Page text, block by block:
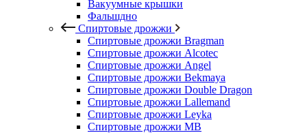
Вакуумные крышки
Фальшдно
Спиртовые дрожжи
Спиртовые дрожжи Bragman
Спиртовые дрожжи Alcotec
Спиртовые дрожжи Angel
Спиртовые дрожжи Bekmaya
Спиртовые дрожжи Double Dragon
Спиртовые дрожжи Lallemand
Спиртовые дрожжи Leyka
Спиртовые дрожжи MB